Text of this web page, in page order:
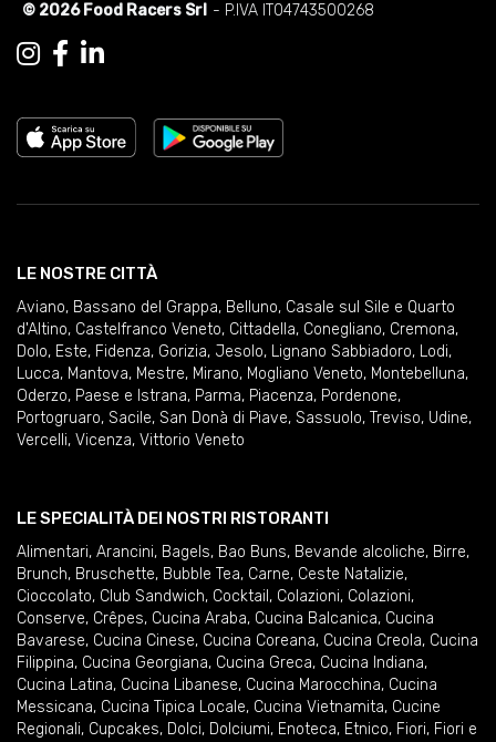
© 2026 Food Racers Srl - P.IVA IT04743500268
LE NOSTRE CITTÀ
Aviano, Bassano del Grappa, Belluno, Casale sul Sile e Quarto
d'Altino, Castelfranco Veneto, Cittadella, Conegliano, Cremona,
Dolo, Este, Fidenza, Gorizia, Jesolo, Lignano Sabbiadoro, Lodi,
Lucca, Mantova, Mestre, Mirano, Mogliano Veneto, Montebelluna,
Oderzo, Paese e Istrana, Parma, Piacenza, Pordenone,
Portogruaro, Sacile, San Donà di Piave, Sassuolo, Treviso, Udine,
Vercelli, Vicenza, Vittorio Veneto
LE SPECIALITÀ DEI NOSTRI RISTORANTI
Alimentari, Arancini, Bagels, Bao Buns, Bevande alcoliche, Birre,
Brunch, Bruschette, Bubble Tea, Carne, Ceste Natalizie,
Cioccolato, Club Sandwich, Cocktail , Colazioni, Colazioni,
Conserve, Crêpes, Cucina Araba, Cucina Balcanica, Cucina
Bavarese, Cucina Cinese, Cucina Coreana, Cucina Creola, Cucina
Filippina, Cucina Georgiana, Cucina Greca, Cucina Indiana,
Cucina Latina, Cucina Libanese, Cucina Marocchina, Cucina
Messicana, Cucina Tipica Locale, Cucina Vietnamita, Cucine
Regionali, Cupcakes, Dolci, Dolciumi, Enoteca, Etnico, Fiori, Fiori e